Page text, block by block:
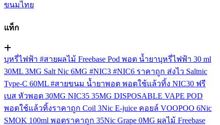
ขนมไทย
แท็ก
บุหรี่ไฟฟ้า #สายผลไม้ Freebase Pod พอต น้ำยาบุหรี่ไฟฟ้า 30 ml
30ML 3MG Salt Nic 6MG #NIC3 #NIC6 ราคาถูก ส่งไว Saltnic
Type-C 60ML #สายขนม น้ำยาพอต พอตใช้แล้วทิ้ง NIC30 ฟรี
เบส หัวพอต 30MG NIC35 35MG DISPOSABLE VAPE POD
พอตใช้แล้วทิ้งราคาถูก Coil 3Nic E-juice คอยล์ VOOPOO 6Nic
SMOK 100ml พอตราคาถูก 35Nic Grape 0MG ผลไม้ Freebase